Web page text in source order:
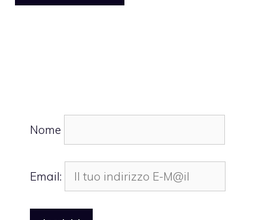
Nome
Email: